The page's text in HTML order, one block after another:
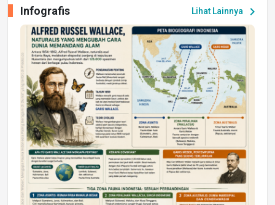
Peluang Kerja dan Magang
Jumat, 17 Jul 2026 22:30
DAERAH
Astra Motor Kalimantan Timur 2 Dukung
Mahasiswa Samarinda dalam Astra
Honda SDGs Future Leaders 2026
Jumat, 10 Jul 2026 19:01
Lihat Lainnya chevron_right
Infografis